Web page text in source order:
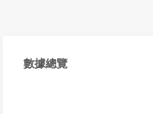
數據總覽